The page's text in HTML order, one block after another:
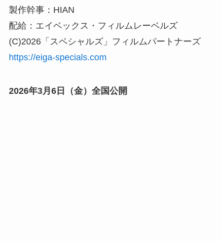
製作幹事：HIAN
配給：エイベックス・フィルムレーベルズ
(C)2026「スペシャルズ」フィルムパートナーズ
https://eiga-specials.com
2026年3月6日（金）全国公開